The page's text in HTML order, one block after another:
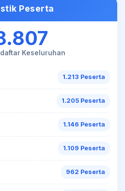
Peserta
Keseluruhan
1.213 Peserta
1.205 Peserta
1.146 Peserta
1.109 Peserta
962 Peserta